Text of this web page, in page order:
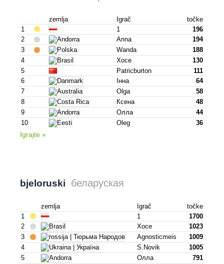
zemlja Igrač
točke
1
1
196
2
Anna
194
3
Wanda
188
4
Хосе
130
5
Patricburton
111
6
Інна
64
7
Olga
58
8
Ксена
48
9
Олла
44
10
Oleg 36
Igrajte »
bjeloruski беларуская
zemlja Igrač
točke
1
1
1700
2
Хосе
1023
3
Agnosticmeis
1009
4
S.novik
1005
5
Олла
791